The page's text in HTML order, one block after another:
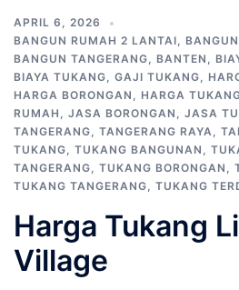
APRIL 6, 2026
BANGUN RUMAH 2 LANTAI,
BANGUN TANGERANG, BANTEN ,
BIAYA TUKANG, GAJI TUKANG,
HARGA BORONGAN , HARGA
RUMAH , JASA BORONGAN , JASA
TANGERANG, TANGERANG RAYA,
TUKANG, TUKANG BANGUNAN ,
TANGERANG, TUKANG BORONGAN ,
TUKANG TANGERANG, TUKANG
Harga Tukang
Village